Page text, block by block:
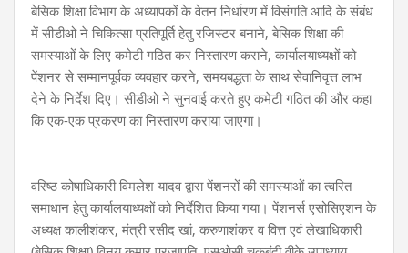
बेसिक शिक्षा विभाग के अध्यापकों के वेतन निर्धारण में विसंगति आदि के संबंध
में सीडीओ ने चिकित्सा प्रतिपूर्ति हेतु रजिस्टर बनाने, बेसिक शिक्षा की
समस्याओं के लिए कमेटी गठित कर निस्तारण कराने, कार्यालयाध्यक्षों को
पेंशनर से सम्मानपूर्वक व्यवहार करने, समयबद्धता के साथ सेवानिवृत्त लाभ
देने के निर्देश दिए। सीडीओ ने सुनवाई करते हुए कमेटी गठित की और कहा
कि एक-एक प्रकरण का निस्तारण कराया जाएगा।
वरिष्ठ कोषाधिकारी विमलेश यादव द्वारा पेंशनरों की समस्याओं का त्वरित
समाधान हेतु कार्यालयाध्यक्षों को निर्देशित किया गया। पेंशनर्स एसोसिएशन के
अध्यक्ष कालीशंकर, मंत्री रसीद खां, करुणाशंकर व वित्त एवं लेखाधिकारी